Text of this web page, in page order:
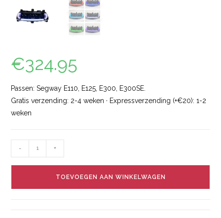
€324.95
Passen: Segway E110, E125, E300, E300SE.
Gratis verzending: 2-4 weken · Expressverzending (+€20): 1-2
weken
- +
TOEVOEGEN AAN WINKELWAGEN